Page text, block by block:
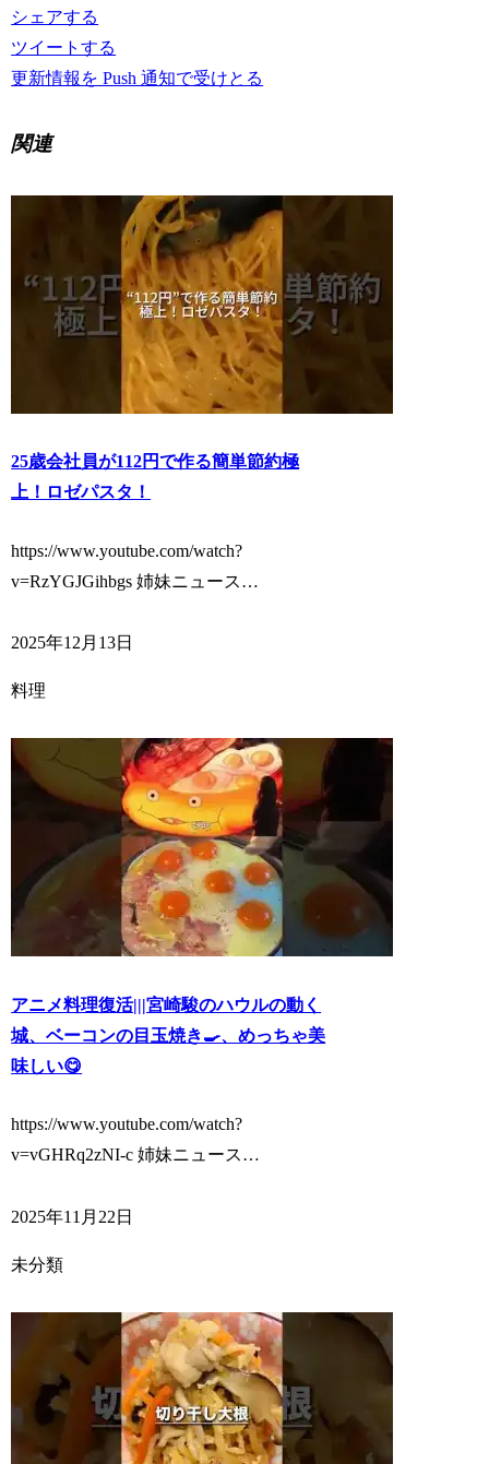
シェアする
ツイートする
更新情報を Push 通知で受けとる
関連
25歳会社員が112円で作る簡単節約極
上！ロゼパスタ！
https://www.youtube.com/watch?
v=RzYGJGihbgs 姉妹ニュース…
2025年12月13日
料理
アニメ料理復活|||宮崎駿のハウルの動く
城、ベーコンの目玉焼き🍳、めっちゃ美
味しい😋
https://www.youtube.com/watch?
v=vGHRq2zNI-c 姉妹ニュース…
2025年11月22日
未分類